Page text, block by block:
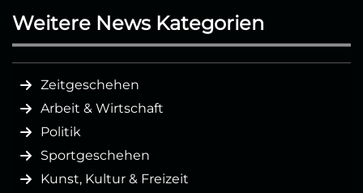
Weitere News Kategorien
Zeitgeschehen
Arbeit & Wirtschaft
Politik
Sportgeschehen
Kunst, Kultur & Freizeit